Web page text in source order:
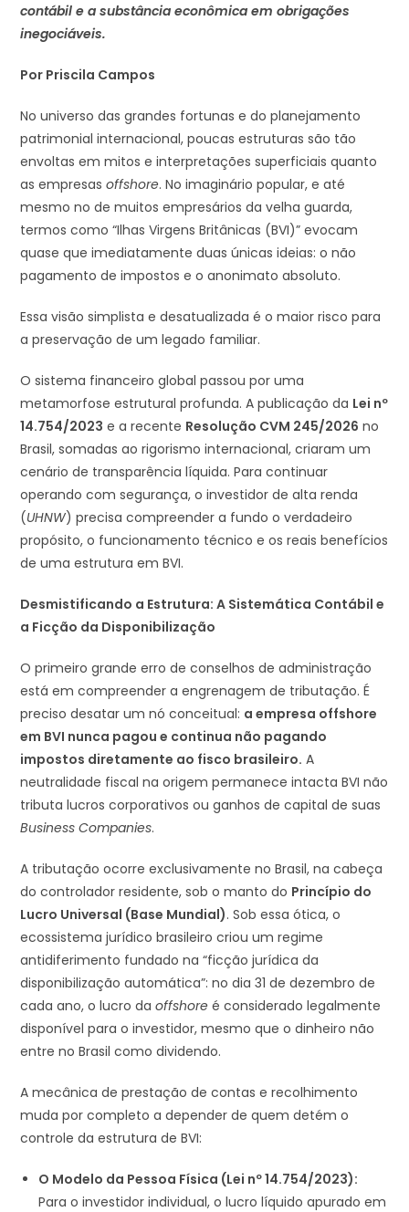
contábil e a substância econômica em obrigações
inegociáveis.
Por Priscila Campos
No universo das grandes fortunas e do planejamento
patrimonial internacional, poucas estruturas são tão
envoltas em mitos e interpretações superficiais quanto
as empresasoffshore. No imaginário popular, e até
mesmo no de muitos empresários da velha guarda,
termos como “Ilhas Virgens Britânicas (BVI)” evocam
quase que imediatamente duas únicas ideias: o não
pagamento de impostos e o anonimato absoluto.
Essa visão simplista e desatualizada é o maior risco para
a preservação de um legado familiar.
O sistema financeiro global passou por uma
metamorfose estrutural profunda. A publicação da Lei nº
14.754/2023 e a recente Resolução CVM 245/2026 no
Brasil, somadas ao rigorismo internacional, criaram um
cenário de transparência líquida. Para continuar
operando com segurança, o investidor de alta renda
(UHNW) precisa compreender a fundo o verdadeiro
propósito, o funcionamento técnico e os reais benefícios
de uma estrutura em BVI.
Desmistificando a Estrutura: A Sistemática Contábil e
a Ficção da Disponibilização
O primeiro grande erro de conselhos de administração
está em compreender a engrenagem de tributação. É
preciso desatar um nó conceitual: a empresa offshore
em BVI nunca pagou e continua não pagando
impostos diretamente ao fisco brasileiro. A
neutralidade fiscal na origem permanece intacta BVI não
tributa lucros corporativos ou ganhos de capital de suas
Business Companies.
A tributação ocorre exclusivamente no Brasil, na cabeça
do controlador residente, sob o manto do Princípio do
Lucro Universal (Base Mundial). Sob essa ótica, o
ecossistema jurídico brasileiro criou um regime
antidiferimento fundado na “ficção jurídica da
disponibilização automática”: no dia 31 de dezembro de
cada ano, o lucro daoffshore é considerado legalmente
disponível para o investidor, mesmo que o dinheiro não
entre no Brasil como dividendo.
A mecânica de prestação de contas e recolhimento
muda por completo a depender de quem detém o
controle da estrutura de BVI:
O Modelo da Pessoa Física (Lei nº 14.754/2023):
Para o investidor individual, o lucro líquido apurado em